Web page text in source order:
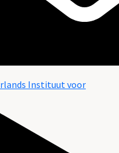
Instituut voor